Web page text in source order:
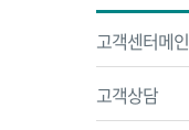
고객센터메인
고객상담